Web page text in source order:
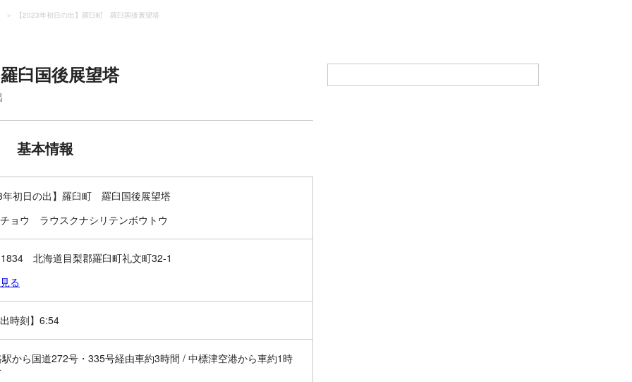
【2023年初日の出】羅臼町 羅臼国後展望塔
臼国後展望塔
基本情報
年初日の出】羅臼町 羅臼国後展望塔
ョウ ラウスクナシリテンボウトウ
北海道目梨郡羅臼町礼文町32-1
る
出時刻】6:54
から国道272号・335号経由車約3時間 / 中標津空港から車約1時